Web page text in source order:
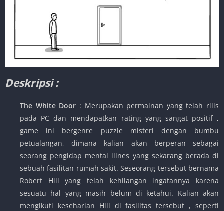
Deskripsi :
The White Door : Merupakan permainan yang telah rilis
pada PC dan mendapatkan rating yang sangat positif ,
game ini bergenre puzzle misteri dengan bumbu
petualangan, dimana kalian akan berperan sebagai
seorang pengidap mental illnes yang sekarang berada di
sebuah fasilitan rumah sakit. Seseorang tersebut bernama
Robert Hill yang telah kehilangan ingatannya karena
sesuatu hal yang masih belum di ketahui. Kalian akan
mengikuti keseharian Hill di fasilitas tersebut , seperti